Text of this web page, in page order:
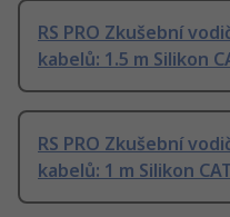
RS PRO Zkušební
kabelů: 1.5 m Silikon
RS PRO Zkušební
kabelů: 1 m Silikon